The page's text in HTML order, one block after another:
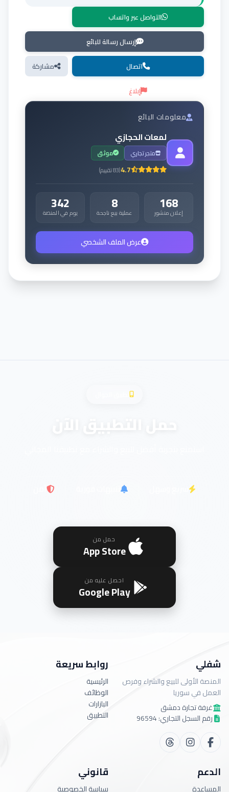
التواصل عبر واتساب
إرسال رسالة للبائع
اتصال
مشاركة
إبلاغ
معلومات البائع
لمعات الحجازي
متجر تجاري موثق
4.7
(
83تقييم)
168
إعلان منشور 8
عملية بيع ناجحة 342
يوم في المنصة
عرض الملف الشخصي
حمل التطبيق الآن
حمل من
App Store
احصل عليه من
Google Play
شفلي
المنصة الأولى للبيع والشراء وفرص
العمل في سوريا
غرفة تجارة دمشق
رقم السجل التجاري: 96594
روابط سريعة
الرئيسية
الوظائف
البازارات
التطبيق
الدعم
المساعدة
قانوني
سياسة الخصوصية